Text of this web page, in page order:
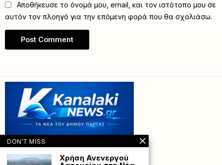
Αποθήκευσε το όνομά μου, email, και τον ιστότοπο μου σε
αυτόν τον πλοηγό για την επόμενη φορά που θα σχολιάσω.
DON'T MISS
Χρήση Ανενεργού